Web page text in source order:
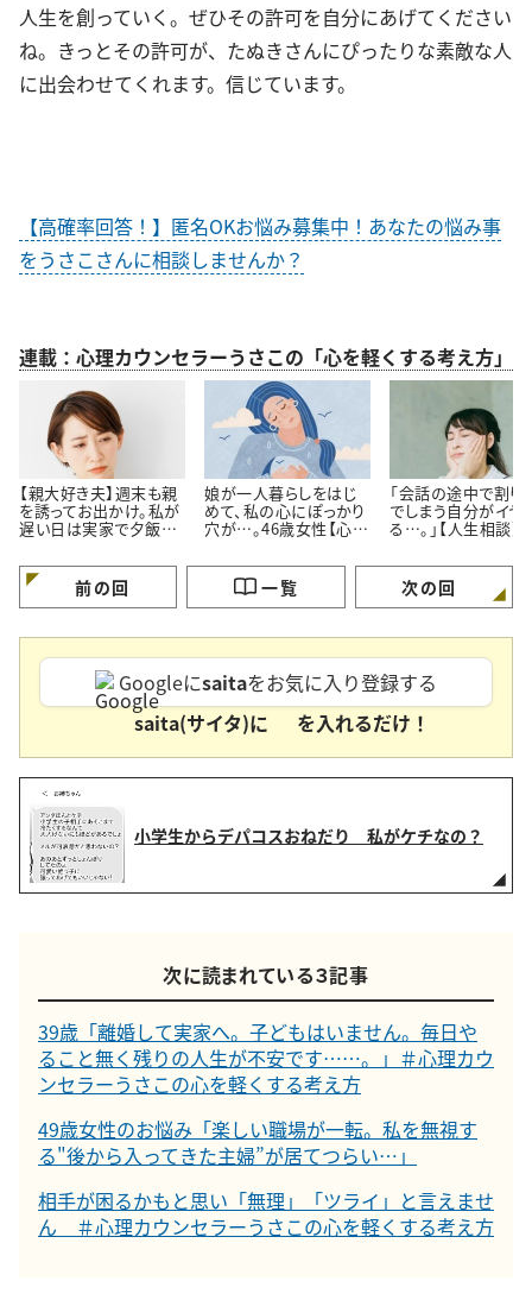
人生を創っていく。ぜひその許可を自分にあげてください
ね。きっとその許可が、たぬきさんにぴったりな素敵な人
に出会わせてくれます。信じています。
【高確率回答！】匿名OKお悩み募集中！あなたの悩み事
をうさこさんに相談しませんか？
連載：心理カウンセラーうさこの「心を軽くする考え方」
【親大好き夫】週末も親
を誘ってお出かけ。私が
遅い日は実家で夕飯。
なのでは…？
娘が一人暮らしをはじ
めて、私の心にぽっかり
穴が…。46歳女性【心理
談】
「会話の途中で割り
でしまう自分がイヤ
る…。」【人生相談】
前の回 一覧 次の回
Googleにsaitaをお気に入り登録する
saita(サイタ)に
を入れるだけ！
小学生からデパコスおねだり 私がケチなの？
次に読まれている３記事
39歳「離婚して実家へ。子どもはいません。毎日や
ること無く残りの人生が不安です……。」＃心理カウ
ンセラーうさこの心を軽くする考え方
49歳女性のお悩み「楽しい職場が一転。私を無視す
る"後から入ってきた主婦”が居てつらい…」
相手が困るかもと思い「無理」「ツライ」と言えませ
ん ＃心理カウンセラーうさこの心を軽くする考え方